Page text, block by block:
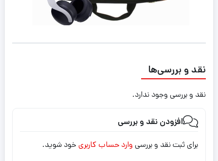
نقد و بررسی‌ها
نقد و بررسی وجود ندارد.
افزودن نقد و بررسی
برای ثبت نقد و بررسی وارد حساب کاربری خود شوید.